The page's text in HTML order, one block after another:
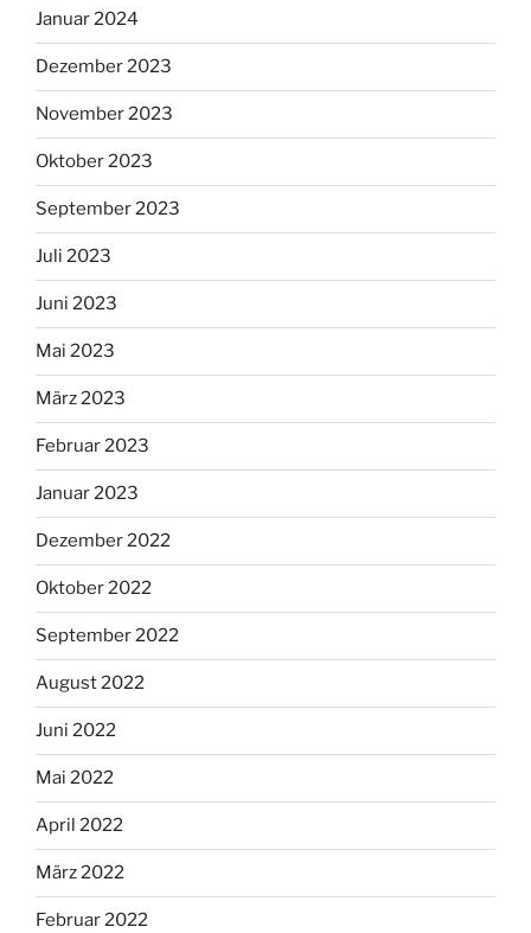
Januar 2024
Dezember 2023
November 2023
Oktober 2023
September 2023
Juli 2023
Juni 2023
Mai 2023
März 2023
Februar 2023
Januar 2023
Dezember 2022
Oktober 2022
September 2022
August 2022
Juni 2022
Mai 2022
April 2022
März 2022
Februar 2022